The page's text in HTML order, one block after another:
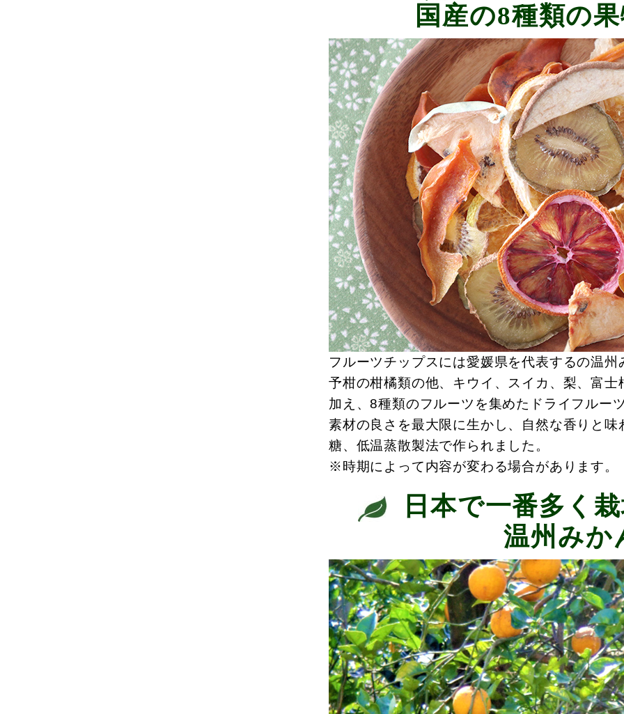
国産の8種類の
フルーツチップスには愛媛県を代表するの温
予柑の柑橘類の他、キウイ、スイカ、梨、富
加え、8種類のフルーツを集めたドライフルー
素材の良さを最大限に生かし、自然な香りと
糖、低温蒸散製法で作られました。
※時期によって内容が変わる場合があります。
日本で一番多く
温州みか